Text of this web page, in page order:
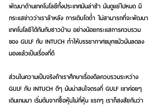
พัฒนาด้านเทคโนโลยีทั้งประเทศมันล่าช้า มันดูแย่ไปหมด มี
กระแสข่าวว่าเราล้าหลัง การเติบโตต่ำ ไม่สามารถที่จะพัฒนา
เทคโนโลยีได้ทันกับชาวบ้าน อย่างน้อยกระแสการควบรวม
ของ GULF กับ INTUCH ทำให้บรรยากาศขมุกขมัวมันลดลง
มองแล้วเป็นเรื่องที่ดี
ส่วนในความเป็นจริงถ้าเราศึกษาเรื่องดีลควบรวมระหว่าง
GULF กับ INTUCH ดีๆ มันน่าสนใจตรงที่ GULF เขาค่อยๆ
เดินเกมมา เริ่มต้นจากซื้อหุ้นไม่กี่หุ้น แรกๆ เราก็สงสัยกันว่า